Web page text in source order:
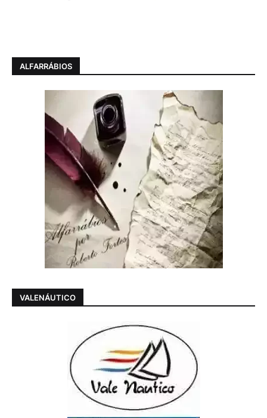
ALFARRÁBIOS
VALENÁUTICO